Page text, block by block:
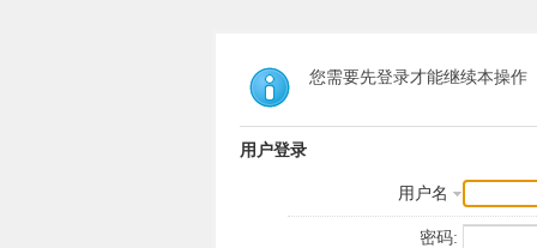
您需要先登录才能继续本操作
用户登录
用户名
密码: